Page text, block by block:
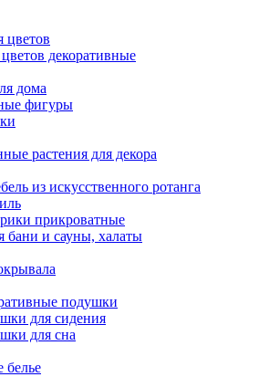
цветов
декоративные
дома
фигуры
растения для декора
из искусственного ротанга
прикроватные
бани и сауны, халаты
подушки
для сидения
для сна
белье